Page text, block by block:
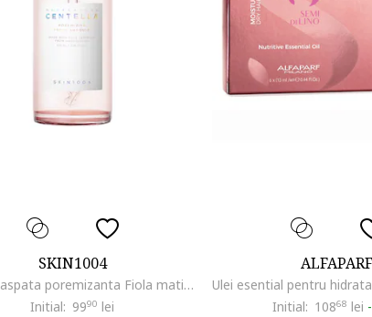
SKIN1004
Fiola proaspata poremizanta Fiola matifianta intens hidratanta
Initial: 9990 lei
ALFAPARF
Initial: 10868 lei -